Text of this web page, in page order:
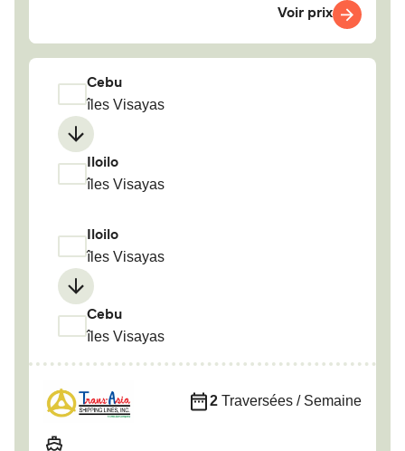
Voir prix
Cebu
îles Visayas
Iloilo
îles Visayas
Iloilo
îles Visayas
Cebu
îles Visayas
2 Traversées / Semaine